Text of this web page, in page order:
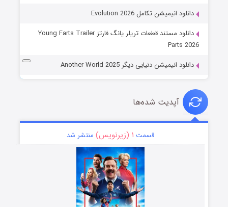
دانلود انیمیشن تکامل Evolution 2026
دانلود مستند قطعات تریلر یانگ فارتز Young Farts Trailer
Parts 2026
دانلود انیمیشن دنیایی دیگر Another World 2025
آپدیت شده‌ها
قسمت ۱ (زیرنویس) منتشر شد